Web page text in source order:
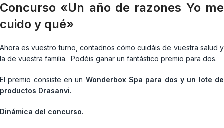
Concurso «Un año de razones Yo me
cuido y qué»
Ahora es vuestro turno, contadnos cómo cuidáis de vuestra salud y
la de vuestra familia. Podéis ganar un fantástico premio para dos.
El premio consiste en un Wonderbox Spa para dos y un lote de
productos Drasanvi.
Dinámica del concurso.